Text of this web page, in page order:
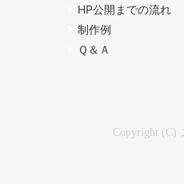
HP公開までの流れ
制作例
Ｑ＆Ａ
Copyright (C)